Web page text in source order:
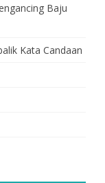
Baju
Kata Candaan